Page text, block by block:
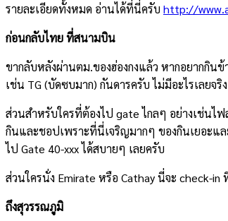
รายละเอียดทั้งหมด อ่านได้ที่นี่ครับ http://
ก่อนกลับไทย ที่สนามบิน
ขากลับหลังผ่านตม.ของฮ่องกงแล้ว หากอยากกิน
เช่น TG (บัดซบมาก) กันดารครับ ไม่มีอะไรเลยจริ
ส่วนสำหรับใครที่ต้องไป gate ไกลๆ อย่างเช่นไ
กินและชอปเพราะที่นี่เจริญมากๆ ของกินเยอะแล
ไป Gate 40-xxx ได้สบายๆ เลยครับ
ส่วนใครนั่ง Emirate หรือ Cathay นี่จะ check-
ถึงสุวรรณภูมิ